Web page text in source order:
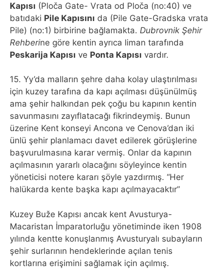
Kapısı (Ploča Gate- Vrata od Ploča (no:40) ve
batıdaki Pile Kapısını da (Pile Gate-Gradska vrata
Pile) (no:1) birbirine bağlamakta. Dubrovnik Şehir
Rehberine göre kentin ayrıca liman tarafında
Peskarija Kapısı ve Ponta Kapısı vardır.
15. Yy’da malların şehre daha kolay ulaştırılması
için kuzey tarafına da kapı açılması düşünülmüş
ama şehir halkından pek çoğu bu kapının kentin
savunmasını zayıflatacağı fikrindeymiş. Bunun
üzerine Kent konseyi Ancona ve Cenova’dan iki
ünlü şehir planlamacı davet edilerek görüşlerine
başvurulmasına karar vermiş. Onlar da kapının
açılmasının yararlı olacağını söyleyince kentin
yöneticisi notere kararı şöyle yazdırmış. “Her
halükarda kente başka kapı açılmayacaktır”
Kuzey Buže Kapısı ancak kent Avusturya-
Macaristan İmparatorluğu yönetiminde iken 1908
yılında kentte konuşlanmış Avusturyalı subayların
şehir surlarının hendeklerinde açılan tenis
kortlarına erişimini sağlamak için açılmış.